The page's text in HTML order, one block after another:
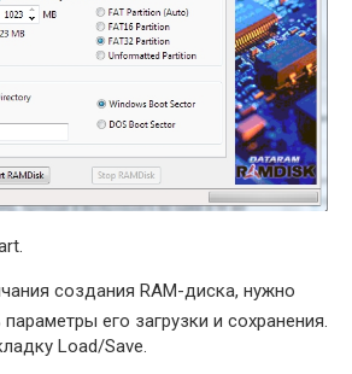
создания RAM-диска, нужно
его загрузки и сохранения.
Load/Save.